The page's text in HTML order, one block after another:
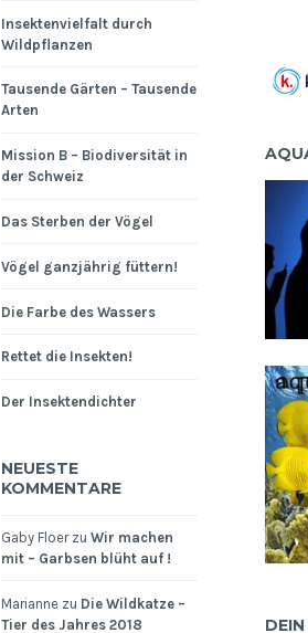
Insektenvielfalt durch
Wildpflanzen
Tausende Gärten – Tausende
Arten
Mission B – Biodiversität in
der Schweiz
Das Sterben der Vögel
Vögel ganzjährig füttern!
Die Farbe des Wassers
Rettet die Insekten!
Der Insektendichter
NEUESTE
KOMMENTARE
Gaby Floerzu Wir machen
mit – Garbsen blüht auf !
Mariannezu Die Wildkatze –
Tier des Jahres 2018